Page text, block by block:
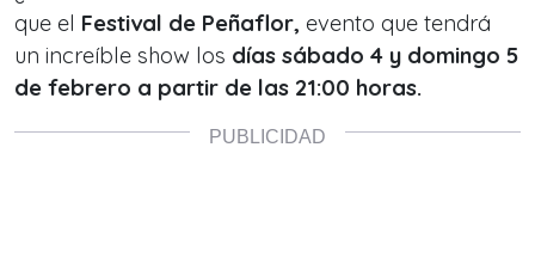
que el Festival de Peñaflor, evento que tendrá
un increíble show los días sábado 4 y domingo 5
de febrero a partir de las 21:00 horas.